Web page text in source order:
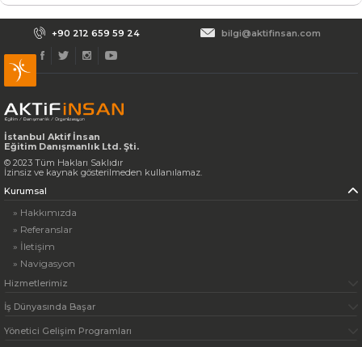
+90 212 659 59 24 bilgi@aktifinsan.com
İstanbul Aktif İnsan
Eğitim Danışmanlık Ltd. Şti.
© 2023 Tüm Hakları Saklıdır
İzinsiz ve kaynak gösterilmeden kullanılamaz.
Kurumsal
» Hakkımızda
» Referanslar
» İletişim
» Navigasyon
Hizmetlerimiz
İş Dünyasında Başar
Yönetici Gelişim Programları